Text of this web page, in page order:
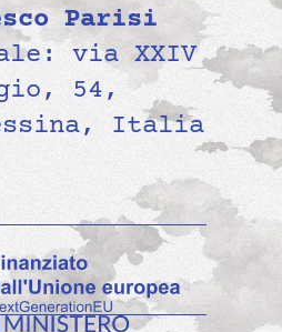
Parisi
via XXIV
54,
Italia